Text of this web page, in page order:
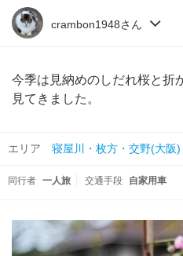
crambon1948さん
今季は見納めのしだれ桜と折
見てきました。
エリア 寝屋川・枚方・交野(大阪)
同行者 一人旅 交通手段 自家用車